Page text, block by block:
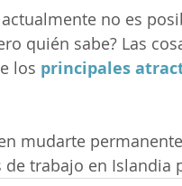
no es
quién sabe? Las
los principales
mudarte
de trabajo en